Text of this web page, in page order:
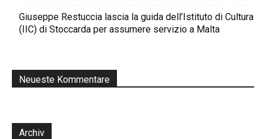
Giuseppe Restuccia lascia la guida dell’Istituto di Cultura
(IIC) di Stoccarda per assumere servizio a Malta
Neueste Kommentare
Archiv